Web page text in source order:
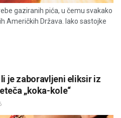
gaziranih pića, u čemu svakako
Američkih Država. Iako sastojke
je zaboravljeni eliksir iz
„koka-kole“